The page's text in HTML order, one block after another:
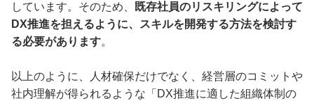
しています。そのため、
既存社員のリスキリングによって
DX推進を担えるように、スキルを開発する方法を検討す
る必要があります。
以上のように、人材確保だけでなく、経営層のコミットや
社内理解が得られるような「DX推進に適した組織体制の